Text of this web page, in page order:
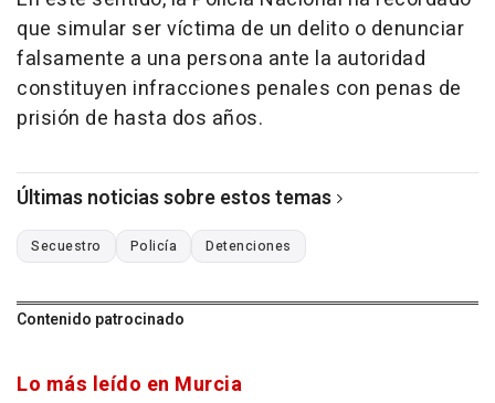
que simular ser víctima de un delito o denunciar
falsamente a una persona ante la autoridad
constituyen infracciones penales con penas de
prisión de hasta dos años.
Últimas noticias sobre estos temas
Secuestro Policía Detenciones
Contenido patrocinado
Lo más leído en Murcia